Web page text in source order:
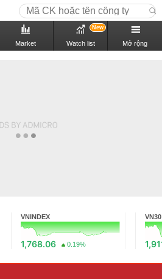
Market Watch list
New
Mở rộng
VNINDEX
1,768.06 0.19%
VN30